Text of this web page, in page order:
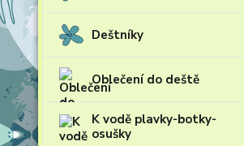
Deštníky
Oblečení do deště
K vodě plavky-botky-
osušky